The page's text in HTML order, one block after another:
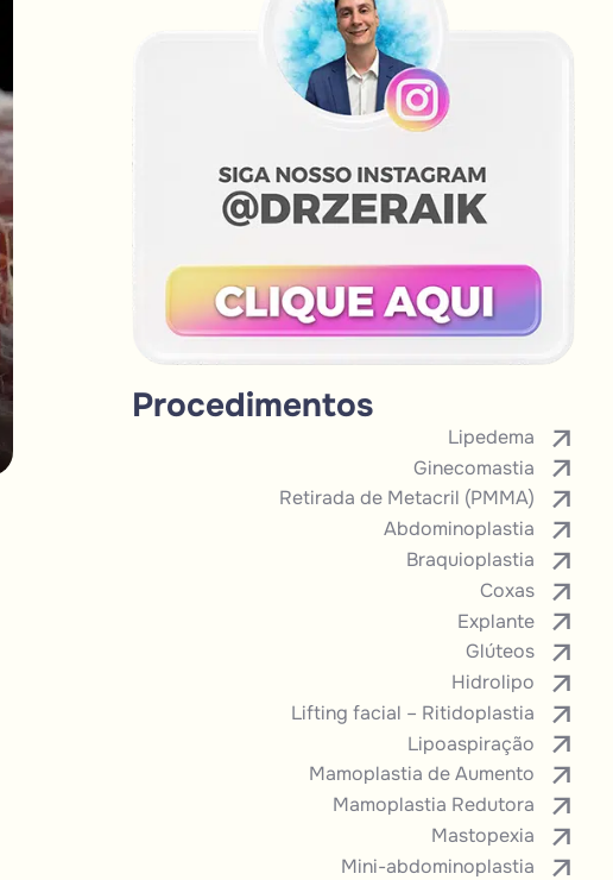
Procedimentos
Lipedema
Ginecomastia
Retirada de Metacril (PMMA)
Abdominoplastia
Braquioplastia
Coxas
Explante
Glúteos
Hidrolipo
Lifting facial – Ritidoplastia
Lipoaspiração
Mamoplastia de Aumento
Mamoplastia Redutora
Mastopexia
Mini-abdominoplastia